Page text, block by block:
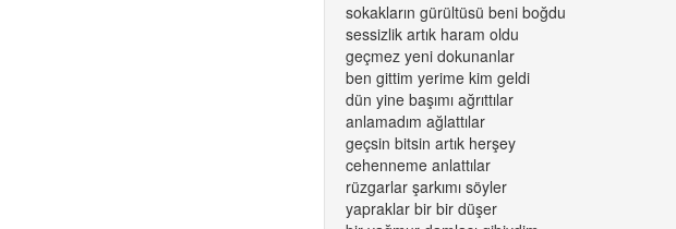
sokakların gürültüsü beni boğdu
sessizlik artık haram oldu
geçmez yeni dokunanlar
ben gittim yerime kim geldi
dün yine başımı ağrıttılar
anlamadım ağlattılar
geçsin bitsin artık herşey
cehenneme anlattılar
rüzgarlar şarkımı söyler
yapraklar bir bir düşer